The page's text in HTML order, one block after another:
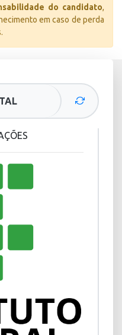
do candidato,
em caso de perda